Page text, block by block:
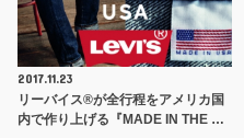
2017.11.23
リーバイス®が全行程をアメリカ国
内で作り上げる『MADE IN THE …